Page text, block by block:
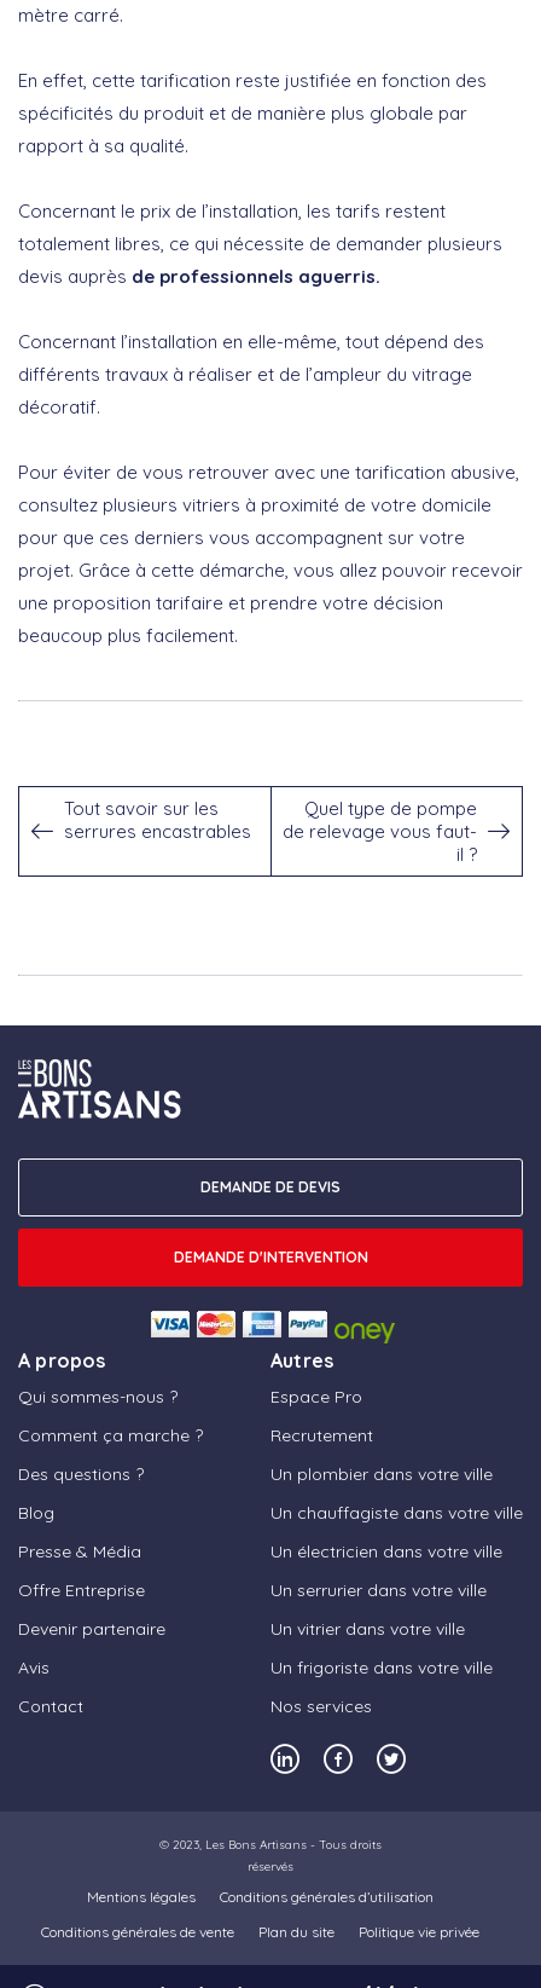
mètre carré.
En effet, cette tarification reste justifiée en fonction des
spécificités du produit et de manière plus globale par
rapport à sa qualité.
Concernant le prix de l’installation, les tarifs restent
totalement libres, ce qui nécessite de demander plusieurs
devis auprès de professionnels aguerris.
Concernant l’installation en elle-même, tout dépend des
différents travaux à réaliser et de l’ampleur du vitrage
décoratif.
Pour éviter de vous retrouver avec une tarification abusive,
consultez plusieurs vitriers à proximité de votre domicile
pour que ces derniers vous accompagnent sur votre
projet. Grâce à cette démarche, vous allez pouvoir recevoir
une proposition tarifaire et prendre votre décision
beaucoup plus facilement.
Tout savoir sur les
serrures encastrables
Quel type de pompe
de relevage vous faut-
il ?
A propos
Qui sommes-nous ?
Comment ça marche ?
Des questions ?
Blog
Presse & Média
Offre Entreprise
Devenir partenaire
Avis
Contact
Autres
Espace Pro
Recrutement
Un plombier dans votre ville
Un chauffagiste dans votre ville
Un électricien dans votre ville
Un serrurier dans votre ville
Un vitrier dans votre ville
Un frigoriste dans votre ville
Nos services
DEMANDE DE DEVIS
DEMANDE D'INTERVENTION
© 2023, Les Bons Artisans - Tous droits
réservés
Mentions légales
Conditions générales d’utilisation
Conditions générales de vente
Plan du site Politique vie privée